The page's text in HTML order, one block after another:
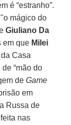
é “estranho”.
mágico do
Giuliano Da
em que Milei
Casa
“mão do
deGame
em
Russa de
nas